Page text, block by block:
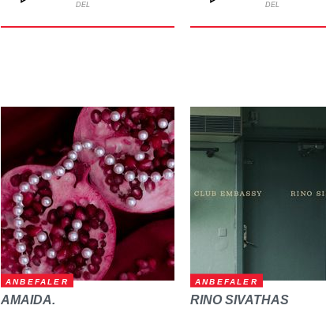
DEL DEL
ANBEFALER
AMAIDA.
ANBEFALER
RINO SIVATHAS